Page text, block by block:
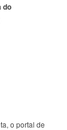
do
o portal de